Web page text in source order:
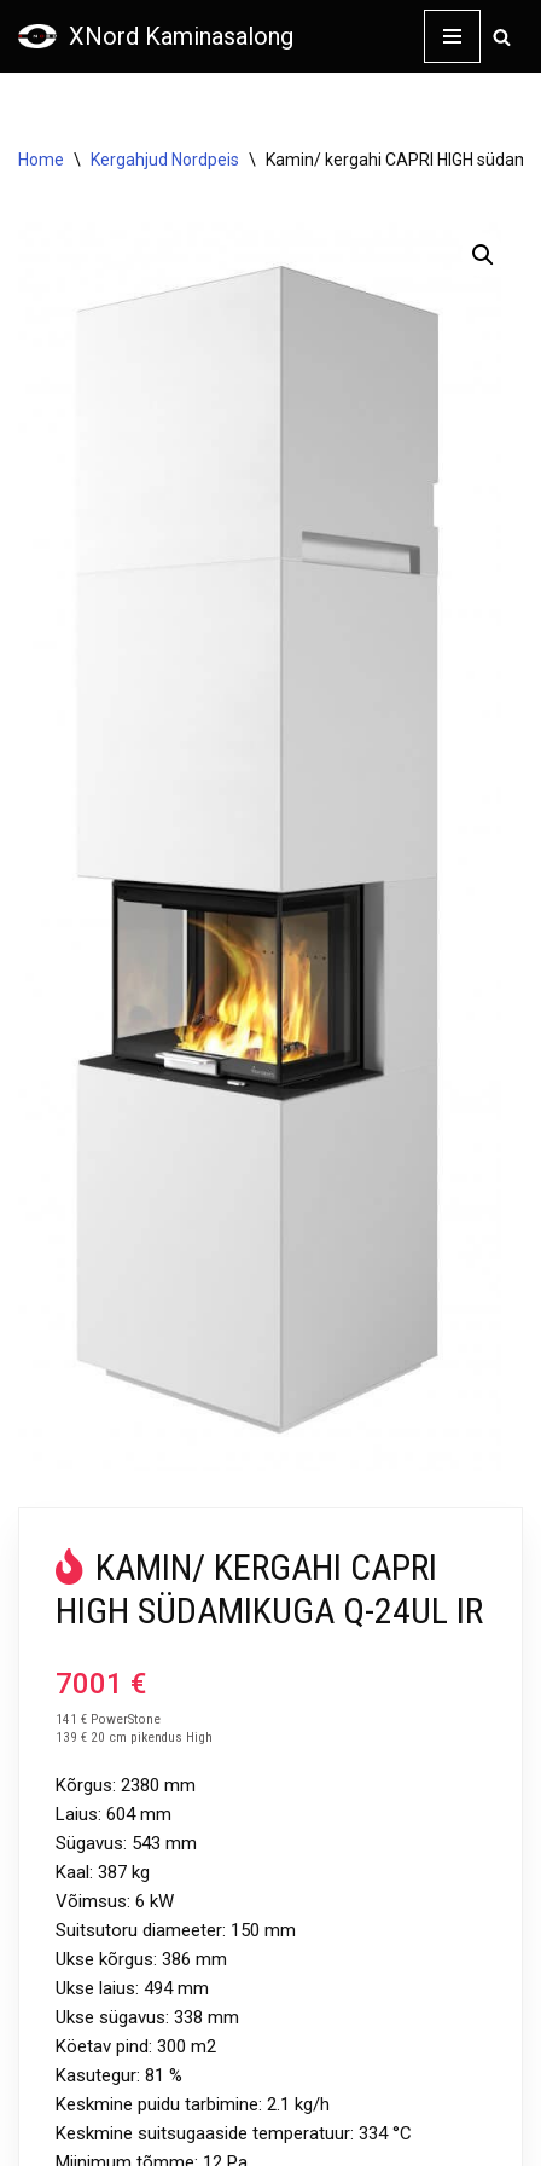
XNord Kaminasalong
Home \ Kergahjud Nordpeis \ Kamin/ kergahi CAPRI HIGH
KAMIN/ KERGAHI CAPRI
HIGH SÜDAMIKUGA Q-24UL IR
7001 €
141 € PowerStone
139 € 20 cm pikendus High
Kõrgus: 2380 mm
Laius: 604 mm
Sügavus: 543 mm
Kaal: 387 kg
Võimsus: 6 kW
Suitsutoru diameeter: 150 mm
Ukse kõrgus: 386 mm
Ukse laius: 494 mm
Ukse sügavus: 338 mm
Köetav pind: 300 m2
Kasutegur: 81 %
Keskmine puidu tarbimine: 2.1 kg/h
Keskmine suitsugaaside temperatuur: 334 °C